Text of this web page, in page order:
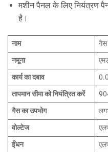
मशीन पैनल के लिए नियंत्रण
है।
नाम
गैस
नमूना
कार्य का दबाव
तापमान सीमा को नियंत्रित करें
गैस का उपभोग
वोल्टेज
ईंधन